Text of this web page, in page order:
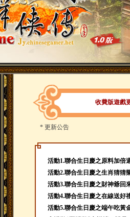
收費版遊戲
* 更新公告
活動1.聯合生日慶之原料加倍
活動2.聯合生日慶之生肖猜猜
活動3.聯合生日慶之財神爺回
活動4.聯合生日慶之在線送好
活動5.聯合生日慶之端午吃黃